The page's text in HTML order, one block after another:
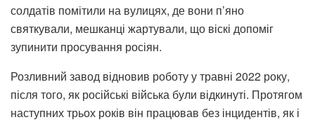
солдатів помітили на вулицях, де вони п’яно
святкували, мешканці жартували, що віскі допоміг
зупинити просування росіян.
Розливний завод відновив роботу у травні 2022 року,
після того, як російські війська були відкинуті. Протягом
наступних трьох років він працював без інцидентів, як і